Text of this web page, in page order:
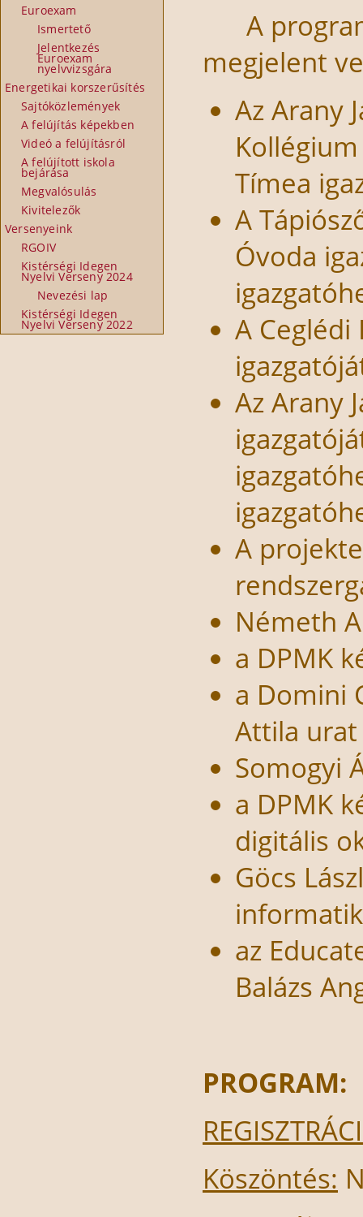
Euroexam
Ismertető
Jelentkezés
Euroexam
nyelvvizsgára
Energetikai korszerűsítés
Sajtóközlemények
A felújítás képekben
Videó a felújításról
A felújított iskola
bejárása
Megvalósulás
Kivitelezők
Versenyeink
RGOIV
Kistérségi Idegen
Nyelvi Verseny 2024
Nevezési lap
Kistérségi Idegen
Nyelvi Verseny 2022
A
megjelent
Az Arany
Tímea
A
Óvoda
A
Az Arany
A
Németh
a DPMK
a Domini
Attila urat
Somogyi
a DPMK
digitális
Göcs
az
Balázs
PROGRAM:
Köszöntés: